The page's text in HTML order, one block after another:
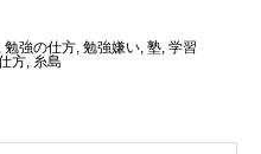
, 勉強の仕方, 勉強嫌い, 塾, 学習
方, 糸島